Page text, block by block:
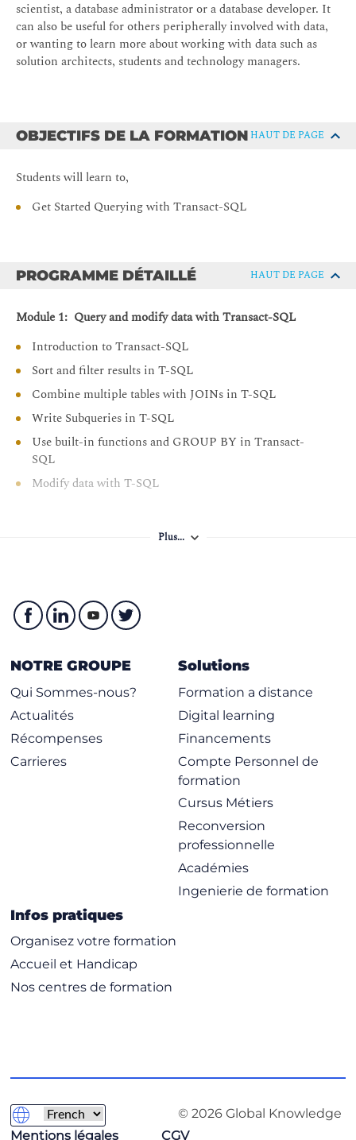
scientist, a database administrator or a database developer. It
can also be useful for others peripherally involved with data,
or wanting to learn more about working with data such as
solution architects, students and technology managers.
OBJECTIFS DE LA FORMATION HAUT DE PAGE
Students will learn to,
Get Started Querying with Transact-SQL
PROGRAMME DÉTAILLÉ HAUT DE PAGE
Module 1: Query and modify data with Transact-SQL
Introduction to Transact-SQL
Sort and filter results in T-SQL
Combine multiple tables with JOINs in T-SQL
Write Subqueries in T-SQL
Use built-in functions and GROUP BY in Transact-
SQL
Modify data with T-SQL
Plus...
NOTRE GROUPE
Qui Sommes-nous?
Actualités
Récompenses
Carrieres
Solutions
Formation a distance
Digital learning
Financements
Compte Personnel de
formation
Cursus Métiers
Reconversion
professionnelle
Académies
Ingenierie de formation
Infos pratiques
Organisez votre formation
Accueil et Handicap
Nos centres de formation
© 2026 Global Knowledge
Mentions légales
CGV